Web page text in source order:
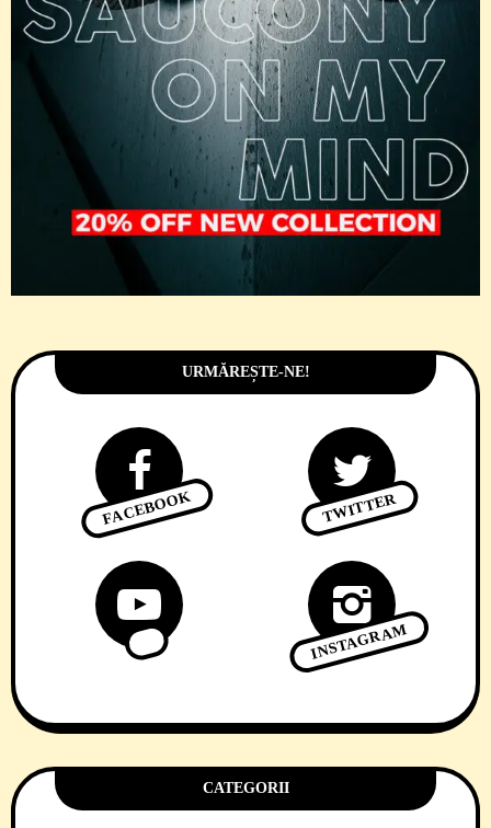
URMĂREȘTE-NE!
FACEBOOK TWITTER
INSTAGRAM
CATEGORII